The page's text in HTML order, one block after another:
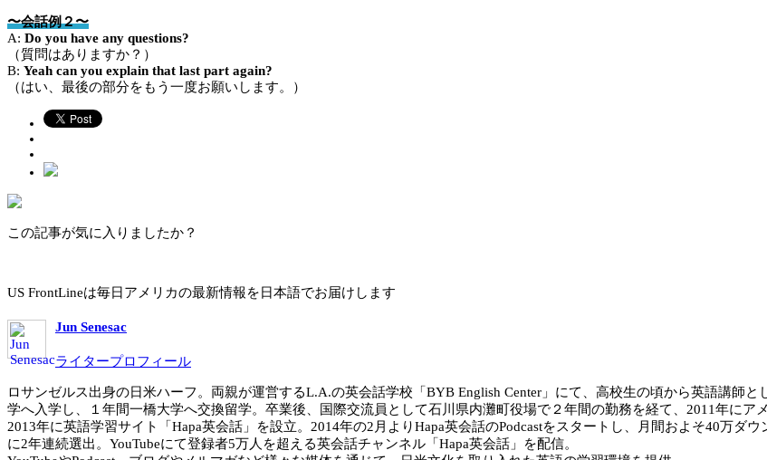
〜会話例２〜
A: Do you have any questions?
（質問はありますか？）
B: Yeah can you explain that last part again?
（はい、最後の部分をもう一度お願いします。）
この記事が気に入りましたか？
US FrontLineは毎日アメリカの最新情報を日本語でお届けします
Jun Senesac
ライタープロフィール
ロサンゼルス出身の日米ハーフ。両親が運営するL.A.の英会話学校「BYB English Center」にて、高校生の頃から英語講師
学へ入学し、１年間一橋大学へ交換留学。卒業後、国際交流員として石川県内灘町役場で２年間の勤務を経て、2011年にア
2013年に英語学習サイト「Hapa英会話」を設立。2014年の2月よりHapa英会話のPodcastをスタートし、月間およそ40万ダウ
に2年連続選出。YouTubeにて登録者5万人を超える英会話チャンネル「Hapa英会話」を配信。